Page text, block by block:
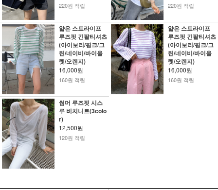
220원 적립 220원 적립
얇은 스트라이프
루즈핏 긴팔티셔츠
(아이보리/핑크/그
린/네이비/바이올
렛/오렌지)
16,000원
160원 적립
얇은 스트라이프
루즈핏 긴팔티셔츠
(아이보리/핑크/그
린/네이비/바이올
렛/오렌지)
16,000원
160원 적립
썸머 루즈핏 시스
루 비치니트(3colo
r)
12,500원
120원 적립